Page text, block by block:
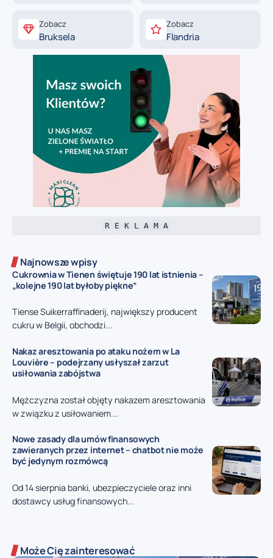
Zobacz
Bruksela
Zobacz
Flandria
R E K L A M A
Najnowsze wpisy
Cukrownia w Tienen świętuje 190 lat istnienia –
„kolejne 190 lat byłoby piękne”
Tiense Suikerraffinaderij, największy producent
cukru w Belgii, obchodzi...
Nakaz aresztowania po ataku nożem w La
Louvière – podejrzany usłyszał zarzut
usiłowania zabójstwa
Mężczyzna został objęty nakazem aresztowania
w związku z usiłowaniem...
Nowe zasady dla umów finansowych
zawieranych przez internet – chatbot nie może
być jedynym rozmówcą
Od 14 sierpnia banki, ubezpieczyciele oraz inni
dostawcy usług finansowych...
Może Cię zainteresować